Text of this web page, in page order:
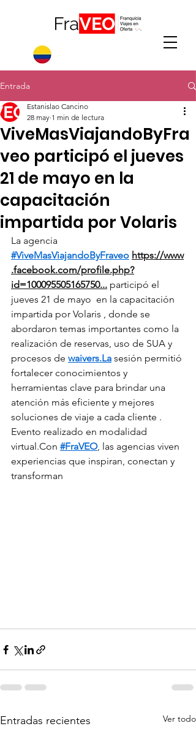
Entrada
ViveMasViajandoByFra
veo participó el jueves
21 de mayo en la
capacitación
impartida por Volaris
Estanislao Cancino
28 may 1 min de lectura
La agencia
#ViveMasViajandoByFraveo https://www
.facebook.com/profile.php?
id=100095505165750... participó el
jueves 21 de mayo  en la capacitación
impartida por Volaris , donde se
abordaron temas importantes como la
realización de reservas, uso de SUA y
procesos de waivers.La sesión permitió
fortalecer conocimientos y
herramientas clave para brindar una
atención más eficiente y mejores
soluciones de viaje a cada cliente .
Evento realizado en modalidad
virtual.Con #FraVEO, las agencias viven
experiencias que inspiran, conectan y
transforman
Entradas recientes Ver todo